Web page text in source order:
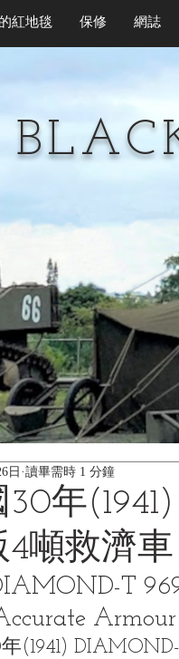
紅地毯 保修 網誌
30年
4噸救濟
日 讀畢需時 1 分鐘
T
Armour
(1941)